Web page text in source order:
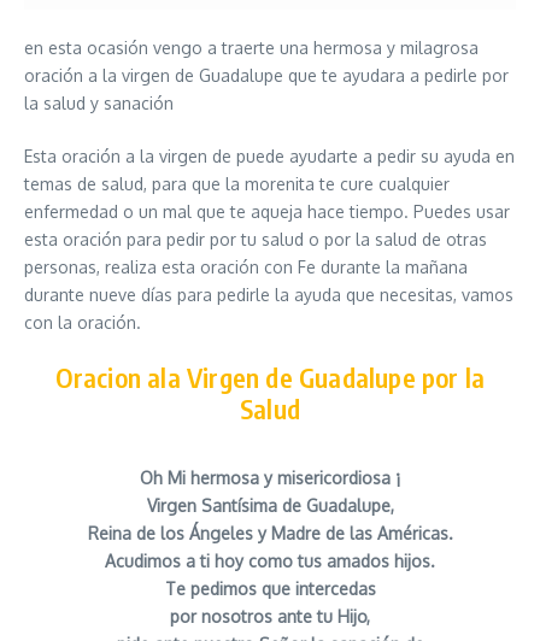
en esta ocasión vengo a traerte una hermosa y milagrosa
oración a la virgen de Guadalupe que te ayudara a pedirle por
la salud y sanación
Esta oración a la virgen de puede ayudarte a pedir su ayuda en
temas de salud, para que la morenita te cure cualquier
enfermedad o un mal que te aqueja hace tiempo. Puedes usar
esta oración para pedir por tu salud o por la salud de otras
personas, realiza esta oración con Fe durante la mañana
durante nueve días para pedirle la ayuda que necesitas, vamos
con la oración.
Oracion ala Virgen de Guadalupe por la
Salud
Oh Mi hermosa y misericordiosa ¡
Virgen Santísima de Guadalupe,
Reina de los Ángeles y Madre de las Américas.
Acudimos a ti hoy como tus amados hijos.
Te pedimos que intercedas
por nosotros ante tu Hijo,